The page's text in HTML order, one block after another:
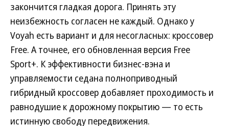
закончится гладкая дорога. Принять эту
неизбежность согласен не каждый. Однако у
Voyah есть вариант и для несогласных: кроссовер
Free. А точнее, его обновленная версия Free
Sport+. К эффективности бизнес-вэна и
управляемости седана полноприводный
гибридный кроссовер добавляет проходимость и
равнодушие к дорожному покрытию — то есть
истинную свободу передвижения.